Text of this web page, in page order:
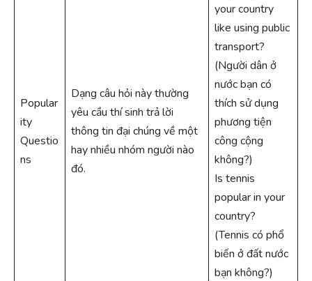
Popular
ity
Questio
ns
Dạng câu hỏi này thường
yêu cầu thí sinh trả lời
thông tin đại chúng về một
hay nhiều nhóm người nào
đó.
your country
like using public
transport?
(Người dân ở
nước bạn có
thích sử dụng
phương tiện
công cộng
không?)
Is tennis
popular in your
country?
(Tennis có phổ
biến ở đất nước
bạn không?)